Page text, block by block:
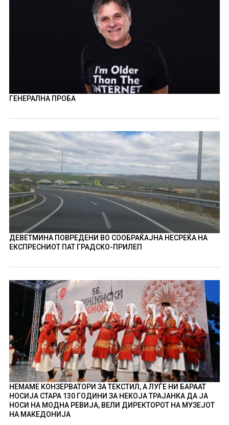
ГЕНЕРАЛНА ПРОБА
ДЕВЕТМИНА ПОВРЕДЕНИ ВО СООБРАЌАЈНА НЕСРЕЌА НА
ЕКСПРЕСНИОТ ПАТ ГРАДСКО-ПРИЛЕП
НЕМАМЕ КОНЗЕРВАТОРИ ЗА ТЕКСТИЛ, А ЛУЃЕ НИ БАРААТ
НОСИЈА СТАРА 130 ГОДИНИ ЗА НЕКОЈА ТРАЈАНКА ДА ЈА
НОСИ НА МОДНА РЕВИЈА, ВЕЛИ ДИРЕКТОРОТ НА МУЗЕЈОТ
НА МАКЕДОНИЈА